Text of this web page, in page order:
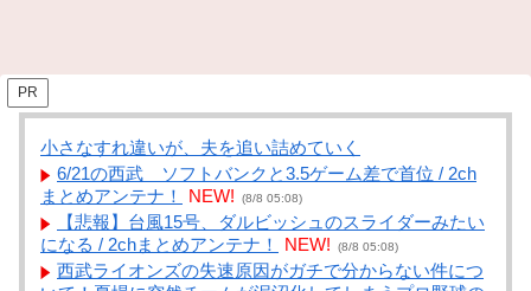
PR
小さなすれ違いが、夫を追い詰めていく
6/21の西武 ソフトバンクと3.5ゲーム差で首位 / 2ch
まとめアンテナ！
NEW! (8/8 05:08)
【悲報】台風15号、ダルビッシュのスライダーみたい
になる / 2chまとめアンテナ！
NEW! (8/8 05:08)
西武ライオンズの失速原因がガチで分からない件につ